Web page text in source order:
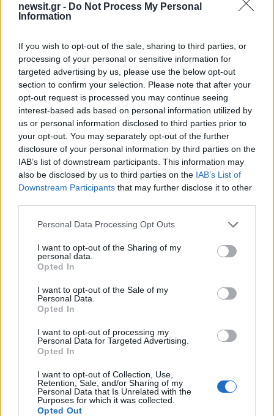
newsit.gr - Do Not Process My Personal
Information
If you wish to opt-out of the sale, sharing to third parties, or
processing of your personal or sensitive information for
targeted advertising by us, please use the below opt-out
section to confirm your selection. Please note that after your
opt-out request is processed you may continue seeing
interest-based ads based on personal information utilized by
us or personal information disclosed to third parties prior to
your opt-out. You may separately opt-out of the further
disclosure of your personal information by third parties on the
IAB’s list of downstream participants. This information may
also be disclosed by us to third parties on the IAB’s List of
Downstream Participants that may further disclose it to other
Please note that this website/app uses one or more Google
not limited to your visit or usage behaviour. You may click to
grant or deny consent to Google and its third-party tags to
use your data for below specified purposes in below Google
consent section.
Personal Data Processing Opt Outs
I want to opt-out of the Sharing of my
personal data.
Opted In
I want to opt-out of the Sale of my
Personal Data.
Opted In
I want to opt-out of processing my
Personal Data for Targeted Advertising.
Opted In
I want to opt-out of Collection, Use,
Retention, Sale, and/or Sharing of my
Personal Data that Is Unrelated with the
Purposes for which it was collected.
Opted Out
Σχόλια
Σχολίασε εδώ
50 /50
Αν τα χάσατε
Το dna από τα νύχια της
54χρονης «ξεκλειδώνει» το
σκηνικό της διπλής
δολοφονίας στον Λόγγο
Αιγίου
Τα κενά, οι
65χρονου και το
καλοστημένο θρίλερ
Αίγιο - Στο
σήμερα ο